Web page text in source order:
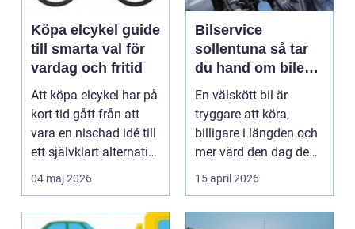
Köpa elcykel guide
till smarta val för
vardag och fritid
Att köpa elcykel har på
kort tid gått från att
vara en nischad idé till
ett självklart alternativ
fö...
04 maj 2026
Bilservice
sollentuna så tar
du hand om bilen
på rätt sätt
En välskött bil är
tryggare att köra,
billigare i längden och
mer värd den dag den
ska säljas. Många...
15 april 2026